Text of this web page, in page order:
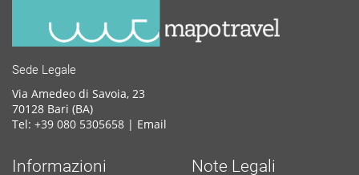
Sede Legale
Via Amedeo di Savoia, 23
70128 Bari (BA)
Tel: +39 080 5305658 | Email
Informazioni Note Legali